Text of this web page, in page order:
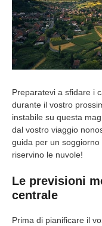
Preparatevi a sfidare i
durante il vostro
instabile su questa
dal vostro viaggio
guida per un
riservino le nuvole!
Le previsioni
centrale
Prima di pianificare il